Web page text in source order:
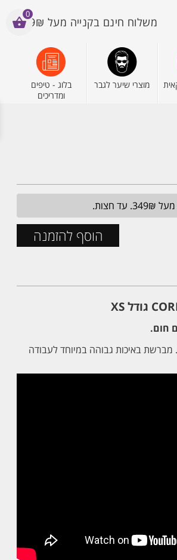
משלוח חינם בקנייה מעל 199₪
מוצרי שיער לגבר
בלוג - טיפים
ומדריכים
הוסף להזמנה
חום.
מברשת באיכות גבוהה במיוחד לעבודה
0